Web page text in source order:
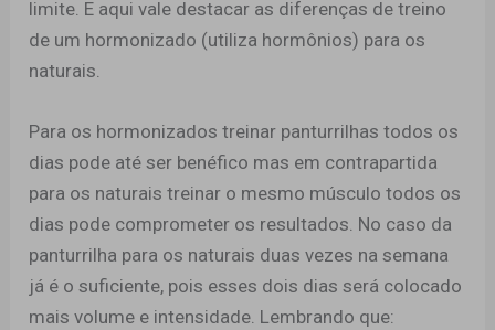
limite. E aqui vale destacar as diferenças de treino
de um hormonizado (utiliza hormônios) para os
naturais.
Para os hormonizados treinar panturrilhas todos os
dias pode até ser benéfico mas em contrapartida
para os naturais treinar o mesmo músculo todos os
dias pode comprometer os resultados. No caso da
panturrilha para os naturais duas vezes na semana
já é o suficiente, pois esses dois dias será colocado
mais volume e intensidade. Lembrando que: